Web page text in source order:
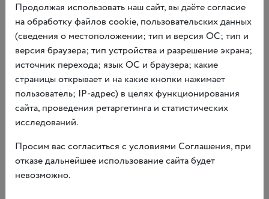
Продолжая использовать наш сайт, вы даёте согласие
на обработку файлов cookie, пользовательских данных
(сведения о местоположении; тип и версия ОС; тип и
версия браузера; тип устройства и разрешение экрана;
источник перехода; язык ОС и браузера; какие
страницы открывает и на какие кнопки нажимает
пользователь; IP-адрес) в целях функционирования
сайта, проведения ретаргетинга и статистических
исследований.
Просим вас согласиться с условиями Соглашения, при
отказе дальнейшее использование сайта будет
невозможно.